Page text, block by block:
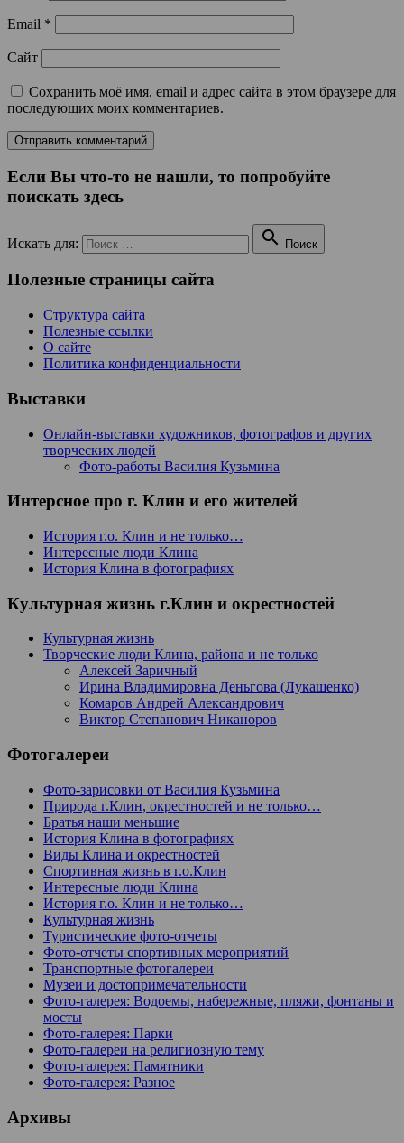
Email *
Сайт
Сохранить моё имя, email и адрес сайта в этом браузере для
последующих моих комментариев.
Если Вы что-то не нашли, то попробуйте
поискать здесь
Искать для:  Поиск
Полезные страницы сайта
Структура сайта
Полезные ссылки
О сайте
Политика конфиденциальности
Выставки
Онлайн-выставки художников, фотографов и других
творческих людей
Фото-работы Василия Кузьмина
Интерсное про г. Клин и его жителей
История г.о. Клин и не только…
Интересные люди Клина
История Клина в фотографиях
Культурная жизнь г.Клин и окрестностей
Культурная жизнь
Творческие люди Клина, района и не только
Алексей Заричный
Ирина Владимировна Деньгова (Лукашенко)
Комаров Андрей Александрович
Виктор Степанович Никаноров
Фотогалереи
Фото-зарисовки от Василия Кузьмина
Природа г.Клин, окрестностей и не только…
Братья наши меньшие
История Клина в фотографиях
Виды Клина и окрестностей
Спортивная жизнь в г.о.Клин
Интересные люди Клина
История г.о. Клин и не только…
Культурная жизнь
Туристические фото-отчеты
Фото-отчеты спортивных мероприятий
Транспортные фотогалереи
Музеи и достопримечательности
Фото-галерея: Водоемы, набережные, пляжи, фонтаны и
мосты
Фото-галерея: Парки
Фото-галереи на религиозную тему
Фото-галерея: Памятники
Фото-галерея: Разное
Архивы